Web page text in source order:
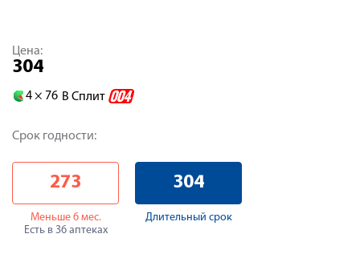
Цена:
304
4 × 76 В Сплит
Срок годности:
273
Меньше 6 мес.
Есть в 36 аптеках
304
Длительный срок